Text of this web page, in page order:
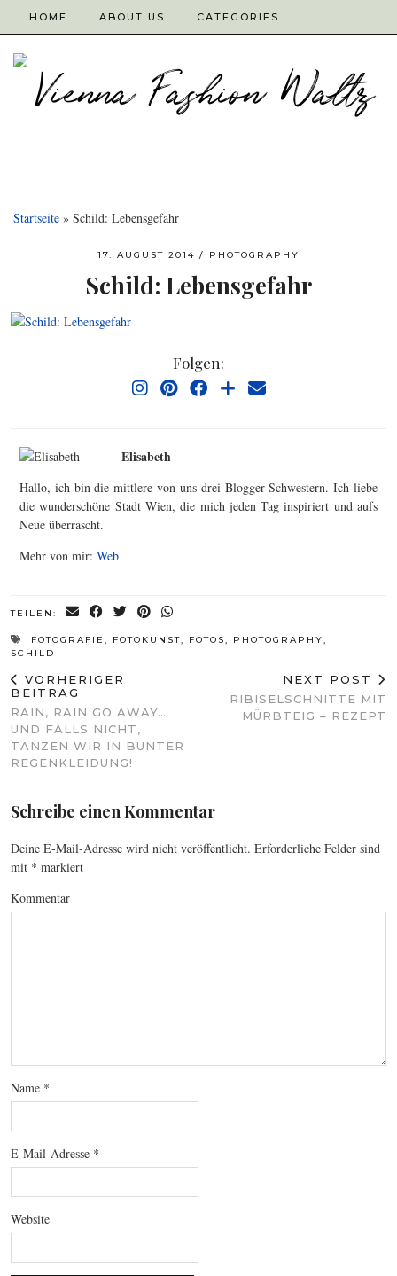
HOME ABOUT US CATEGORIES
Startseite » Schild: Lebensgefahr
17. AUGUST 2014 PHOTOGRAPHY
Schild: Lebensgefahr
Folgen:
Elisabeth
Hallo, ich bin die mittlere von uns drei Blogger Schwestern. Ich liebe
die wunderschöne Stadt Wien, die mich jeden Tag inspiriert und aufs
Neue überrascht.
Mehr von mir: Web
TEILEN:
FOTOGRAFIE , FOTOKUNST, FOTOS, PHOTOGRAPHY,
SCHILD
VORHERIGER
BEITRAG
RAIN, RAIN GO AWAY…
UND FALLS NICHT,
TANZEN WIR IN BUNTER
REGENKLEIDUNG!
NEXT POST
RIBISELSCHNITTE MIT
MÜRBTEIG – REZEPT
Schreibe einen Kommentar
Deine E-Mail-Adresse wird nicht veröffentlicht. Erforderliche Felder sind
mit * markiert
Kommentar
Name *
E-Mail-Adresse *
Website